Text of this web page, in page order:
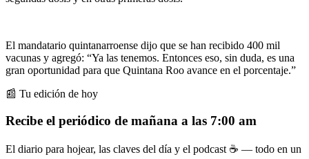
El mandatario quintanarroense dijo que se han recibido 400 mil
vacunas y agregó: “Ya las tenemos. Entonces eso, sin duda, es una
gran oportunidad para que Quintana Roo avance en el porcentaje.”
📰 Tu edición de hoy
Recibe el periódico de mañana a las 7:00 am
El diario para hojear, las claves del día y el podcast ☕ — todo en un